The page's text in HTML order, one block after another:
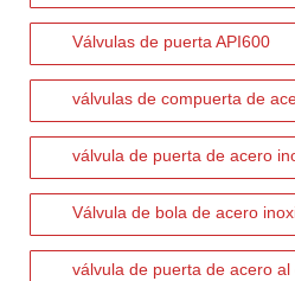
Mecanismo de separación de flujo en filtros de cesta
Válvulas de puerta API600
válvulas de compuerta de
válvula de puerta de acero
Válvula de bola de acero
válvula de puerta de acero al